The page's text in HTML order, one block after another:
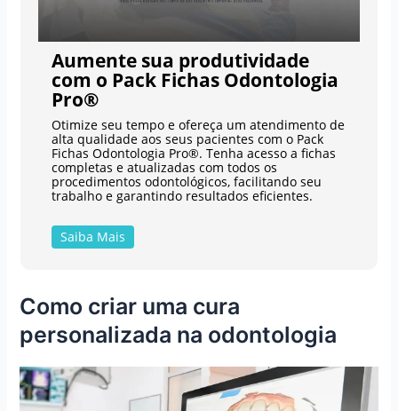
Aumente sua produtividade
com o Pack Fichas Odontologia
Pro®
Otimize seu tempo e ofereça um atendimento de
alta qualidade aos seus pacientes com o Pack
Fichas Odontologia Pro®. Tenha acesso a fichas
completas e atualizadas com todos os
procedimentos odontológicos, facilitando seu
trabalho e garantindo resultados eficientes.
Saiba Mais
Como criar uma cura
personalizada na odontologia